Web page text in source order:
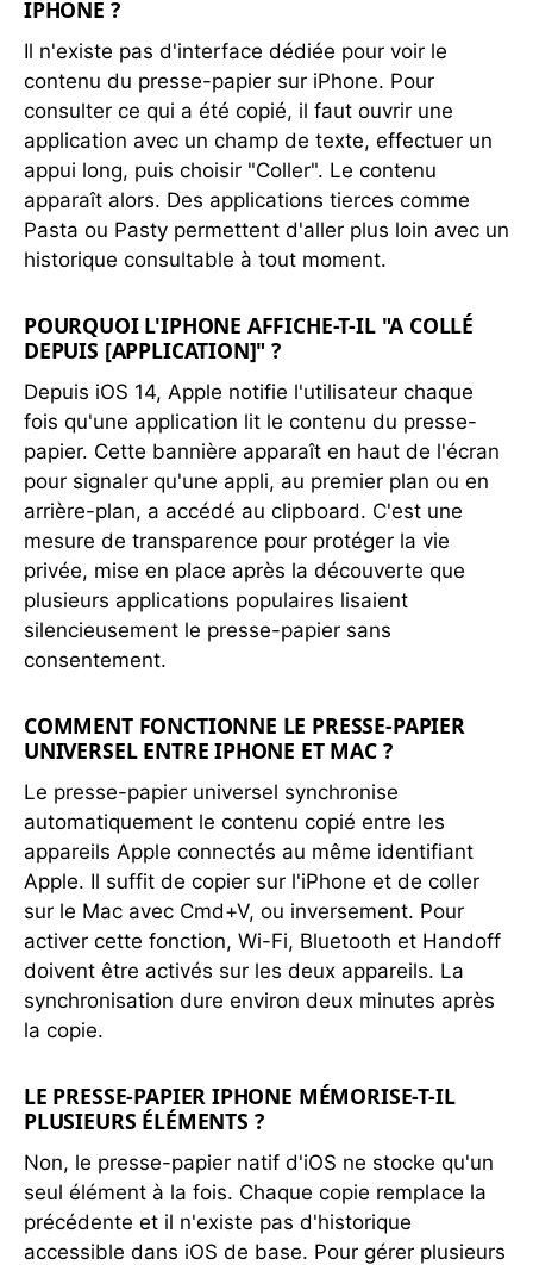
IPHONE ?
Il n'existe pas d'interface dédiée pour voir le
contenu du presse-papier sur iPhone. Pour
consulter ce qui a été copié, il faut ouvrir une
application avec un champ de texte, effectuer un
appui long, puis choisir "Coller". Le contenu
apparaît alors. Des applications tierces comme
Pasta ou Pasty permettent d'aller plus loin avec un
historique consultable à tout moment.
POURQUOI L'IPHONE AFFICHE-T-IL "A COLLÉ
DEPUIS [APPLICATION]" ?
Depuis iOS 14, Apple notifie l'utilisateur chaque
fois qu'une application lit le contenu du presse-
papier. Cette bannière apparaît en haut de l'écran
pour signaler qu'une appli, au premier plan ou en
arrière-plan, a accédé au clipboard. C'est une
mesure de transparence pour protéger la vie
privée, mise en place après la découverte que
plusieurs applications populaires lisaient
silencieusement le presse-papier sans
consentement.
COMMENT FONCTIONNE LE PRESSE-PAPIER
UNIVERSEL ENTRE IPHONE ET MAC ?
Le presse-papier universel synchronise
automatiquement le contenu copié entre les
appareils Apple connectés au même identifiant
Apple. Il suffit de copier sur l'iPhone et de coller
sur le Mac avec Cmd+V, ou inversement. Pour
activer cette fonction, Wi-Fi, Bluetooth et Handoff
doivent être activés sur les deux appareils. La
synchronisation dure environ deux minutes après
la copie.
LE PRESSE-PAPIER IPHONE MÉMORISE-T-IL
PLUSIEURS ÉLÉMENTS ?
Non, le presse-papier natif d'iOS ne stocke qu'un
seul élément à la fois. Chaque copie remplace la
précédente et il n'existe pas d'historique
accessible dans iOS de base. Pour gérer plusieurs